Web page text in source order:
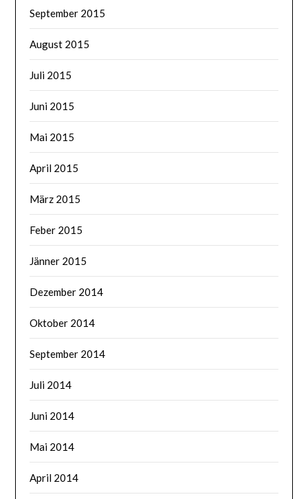
September 2015
August 2015
Juli 2015
Juni 2015
Mai 2015
April 2015
März 2015
Feber 2015
Jänner 2015
Dezember 2014
Oktober 2014
September 2014
Juli 2014
Juni 2014
Mai 2014
April 2014